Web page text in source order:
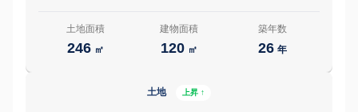
土地面積
246 ㎡
建物面積
120 ㎡
築年数
26 年
土地 上昇 ↑